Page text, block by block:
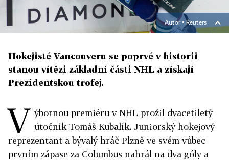
Autor ▪ Reuters
Hokejisté Vancouveru se poprvé v historii
stanou vítězi základní části NHL a získají
Prezidentskou trofej.
V ýbornou premiéru v NHL prožil dvacetiletý
útočník Tomáš Kubalík. Juniorský hokejový
reprezentant a bývalý hráč Plzně ve svém vůbec
prvním zápase za Columbus nahrál na dva góly a